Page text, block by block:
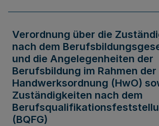
Verordnung über die
nach dem
und die Angelegenheiten der
Berufsbildung im Rahmen der
Handwerksordnung (HwO)
Zuständigkeiten nach dem
(BQFG)